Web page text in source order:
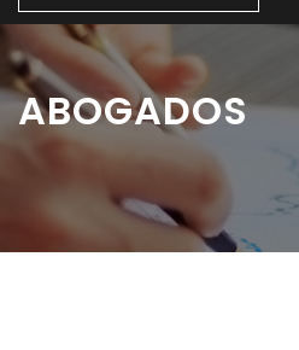
ABOGADOS